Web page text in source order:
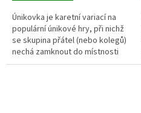
Únikovka je karetní variací na
populární únikové hry, při nichž
se skupina přátel (nebo kolegů)
nechá zamknout do místnosti
plné rébusů a snaží se z ní v